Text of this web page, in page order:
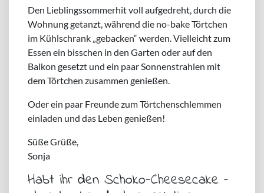
Den Lieblingssommerhit voll aufgedreht, durch die
Wohnung getanzt, während die no-bake Törtchen
im Kühlschrank „gebacken“ werden. Vielleicht zum
Essen ein bisschen in den Garten oder auf den
Balkon gesetzt und ein paar Sonnenstrahlen mit
dem Törtchen zusammen genießen.
Oder ein paar Freunde zum Törtchenschlemmen
einladen und das Leben genießen!
Süße Grüße,
Sonja
Habt ihr den Schoko-Cheesecake –